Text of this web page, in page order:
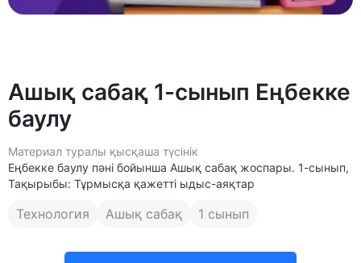
Ашық сабақ 1-сынып Еңбекке
баулу
Материал туралы қысқаша түсінік
Еңбекке баулу пәні бойынша Ашық сабақ жоспары. 1-сынып,
Тақырыбы: Тұрмысқа қажетті ыдыс-аяқтар
Технология Ашық сабақ 1 сынып